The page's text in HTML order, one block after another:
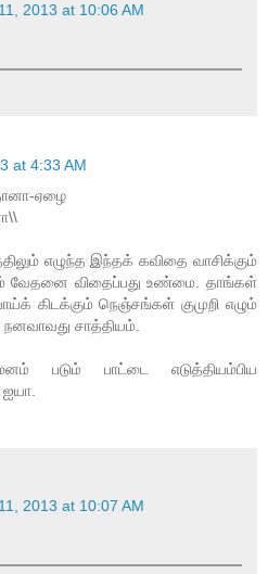
2013 at 10:06 AM
at 4:33 AM
ஏழை
எழுந்த இந்தக் கவிதை வாசிக்கும்
வேதனை விதைப்பது உண்மை. தாங்கள்
கிடக்கும் நெஞ்சங்கள் குமுறி எழும்
நனவாவது சாத்தியம்.
படும் பாட்டை எடுத்தியம்பிய
ஐயா.
2013 at 10:07 AM